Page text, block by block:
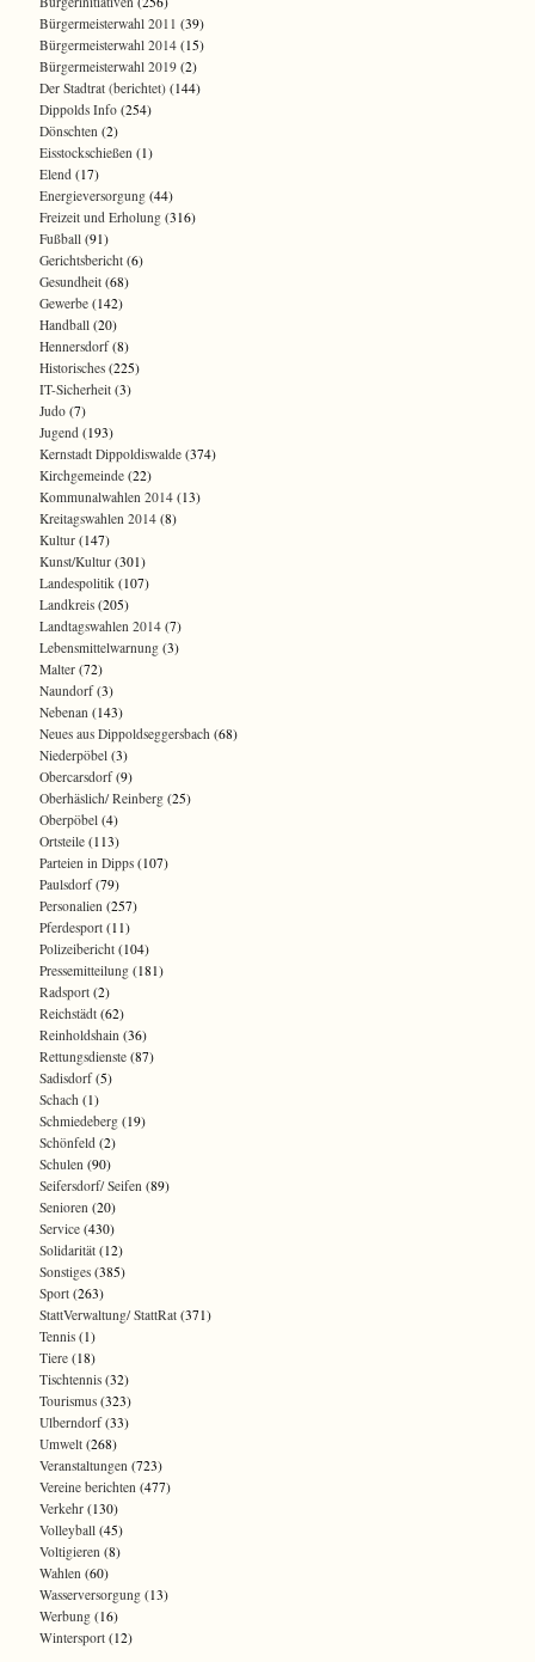
Bürgermeisterwahl 2011 (39)
Bürgermeisterwahl 2014 (15)
Bürgermeisterwahl 2019 (2)
Der Stadtrat (berichtet) (144)
Dippolds Info (254)
Dönschten (2)
Eisstockschießen (1)
Elend (17)
Energieversorgung (44)
Freizeit und Erholung (316)
Fußball (91)
Gerichtsbericht (6)
Gesundheit (68)
Gewerbe (142)
Handball (20)
Hennersdorf(8)
Historisches (225)
IT-Sicherheit (3)
Judo (7)
Jugend (193)
Kernstadt Dippoldiswalde (374)
Kirchgemeinde (22)
Kommunalwahlen 2014 (13)
Kreitagswahlen 2014 (8)
Kultur (147)
Kunst/Kultur (301)
Landespolitik (107)
Landkreis (205)
Landtagswahlen 2014 (7)
Lebensmittelwarnung (3)
Malter (72)
Naundorf(3)
Nebenan (143)
Neues aus Dippoldseggersbach (68)
Niederpöbel (3)
Obercarsdorf(9)
Oberhäslich/ Reinberg (25)
Oberpöbel (4)
Ortsteile (113)
Parteien in Dipps (107)
Paulsdorf(79)
Personalien (257)
Pferdesport (11)
Polizeibericht (104)
Pressemitteilung (181)
Radsport (2)
Reichstädt (62)
Reinholdshain (36)
Rettungsdienste (87)
Sadisdorf(5)
Schach (1)
Schmiedeberg (19)
Schönfeld (2)
Schulen (90)
Seifersdorf/ Seifen (89)
Senioren (20)
Service (430)
Solidarität (12)
Sonstiges (385)
Sport (263)
StattVerwaltung/ StattRat (371)
Tennis (1)
Tiere (18)
Tischtennis (32)
Tourismus (323)
Ulberndorf(33)
Umwelt (268)
Veranstaltungen (723)
Vereine berichten (477)
Verkehr (130)
Volleyball (45)
Voltigieren (8)
Wahlen (60)
Wasserversorgung (13)
Werbung (16)
Wintersport (12)